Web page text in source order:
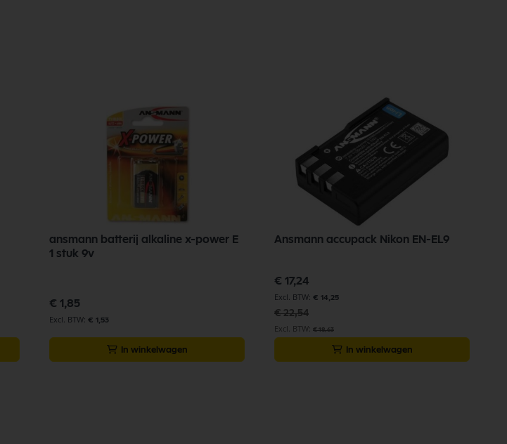
ansmann batterij alkaline x-power E
1 stuk 9v
€ 1,85
€ 1,53
In winkelwagen
Ansmann accupack Nikon EN-EL9
Speciale
prijs
€ 17,24
€ 14,25
€ 22,54
€ 18,63
In winkelwagen